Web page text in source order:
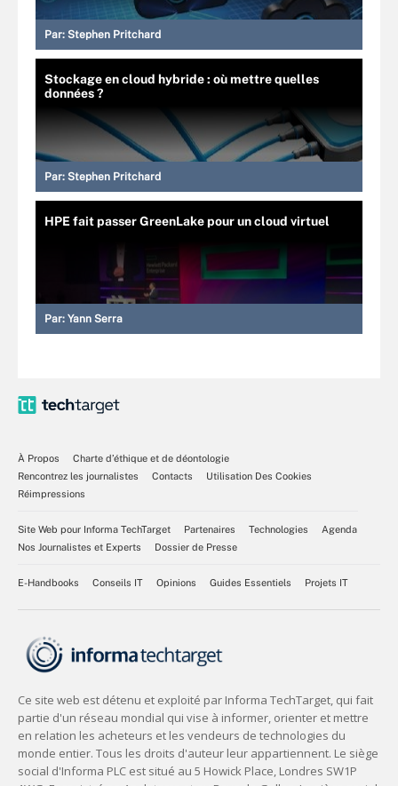
Par: Stephen Pritchard
Stockage en cloud hybride : où mettre quelles
données ?
Par: Stephen Pritchard
HPE fait passer GreenLake pour un cloud virtuel
Par: Yann Serra
À Propos
Charte d’éthique et de déontologie
Rencontrez les journalistes
Contacts
Utilisation Des Cookies
Réimpressions
Site Web pour Informa TechTarget Partenaires Technologies
Agenda
Nos Journalistes et Experts
Dossier de Presse
E-Handbooks Conseils IT Opinions Guides Essentiels Projets IT